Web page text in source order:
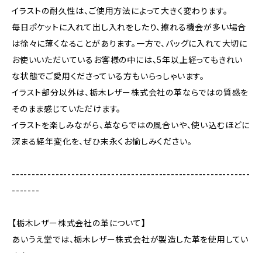
イラストの耐久性は、ご使用方法によって大きく変わります。
毎日ポケットに入れて出し入れをしたり、擦れる機会が多い場合
は徐々に薄くなることがあります。一方で、バッグに入れて大切に
お使いいただいているお客様の中には、5年以上経ってもきれい
な状態でご愛用くださっている方もいらっしゃいます。
イラスト部分以外は、栃木レザー株式会社の革ならではの質感を
そのまま感じていただけます。
イラストを楽しみながら、革ならではの風合いや、使い込むほどに
深まる経年変化を、ぜひ末永くお愉しみください。
------------------------------------------------------------
-------
【栃木レザー株式会社の革について】
あいうえ堂では、栃木レザー株式会社が製造した革を使用してい